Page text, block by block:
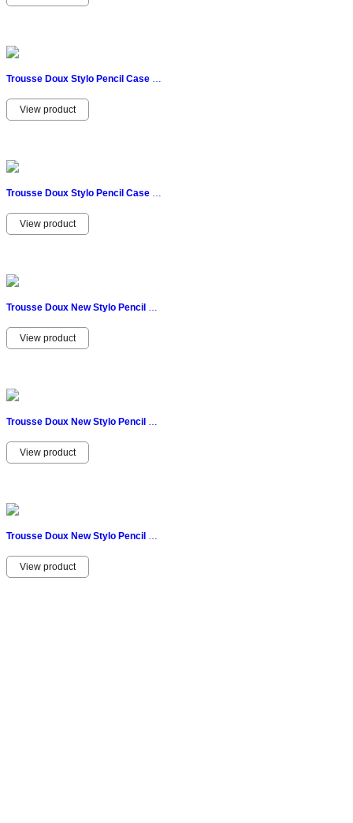
Trousse Doux Stylo Pencil Case Vintage Forme Chaussure Converse Kangourou Ans 80
View product
Trousse Doux Stylo Pencil Case Vintage Réglisse Blanc Ans 80 22CM Poche
View product
Trousse Doux New Stylo Pencil Case Vintage Réglisse Blanc Ans 80 21CM Slim
View product
Trousse Doux New Stylo Pencil Case Vintage Réglisse Blanc Ans 80 22CM Slim
View product
Trousse Doux New Stylo Pencil Case Vintage Ciao Coca Cola Bleu Ans 80
View product